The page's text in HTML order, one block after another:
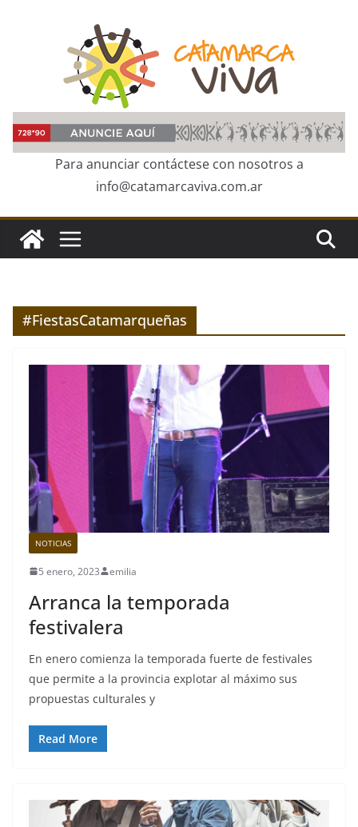
Para anunciar contáctese con nosotros a
info@catamarcaviva.com.ar
#FiestasCatamarqueñas
NOTICIAS
5 enero, 2023 emilia
Arranca la temporada
festivalera
En enero comienza la temporada fuerte de festivales
que permite a la provincia explotar al máximo sus
propuestas culturales y
Read More